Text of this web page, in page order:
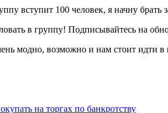
вступит 100 человек, я начну брать
в группу! Подписывайтесь на
модно, возможно и нам стоит идти в